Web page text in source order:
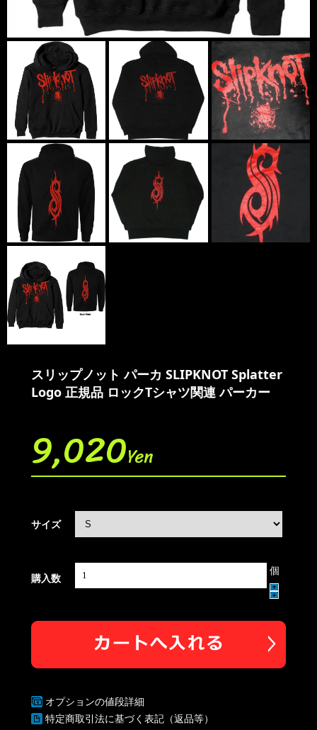
スリップノット パーカ SLIPKNOT Splatter
Logo 正規品 ロックTシャツ関連 パーカー
9,020Yen
サイズ
購入数
個
オプションの値段詳細
特定商取引法に基づく表記（返品等）